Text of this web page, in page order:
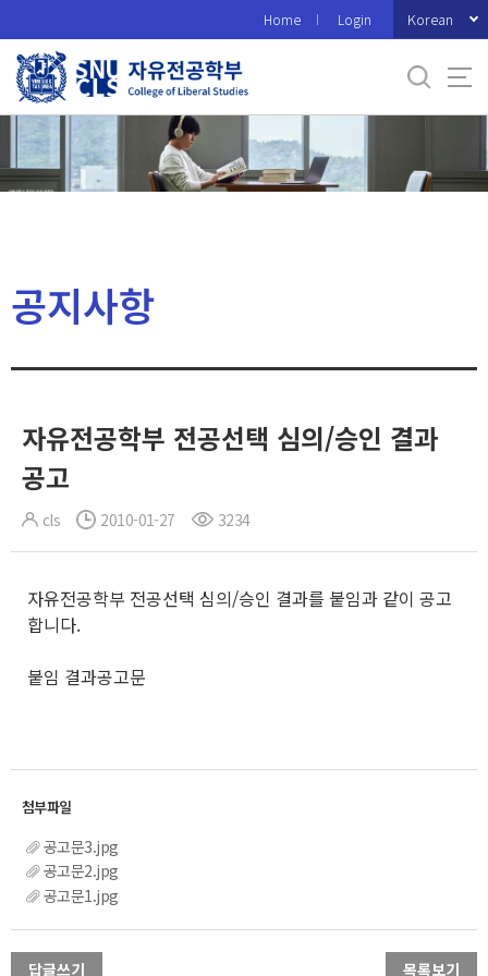
로
메
Home Login Korean
공지사항
자유전공학부 전공선택 심의/승인 결과
공고
cls 2010-01-27 3234
자유전공학부 전공선택 심의/승인 결과를 붙임과 같이 공고
합니다.
붙임 결과공고문
공고문3.jpg
공고문2.jpg
공고문1.jpg
답글쓰기 목록보기